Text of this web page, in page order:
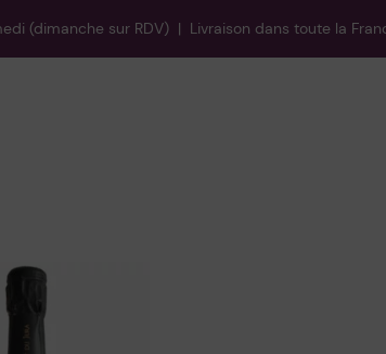
(dimanche sur RDV) | Livraison dans toute la